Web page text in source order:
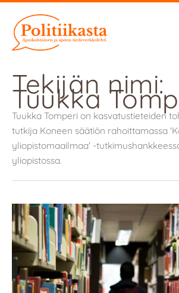
sisältöön
Tekijän nimi:
Tuukka
Tuukka Tomperi on kasvatustieteiden
tutkija Koneen säätiön rahoittamassa
yliopistomaailmaa' -
yliopistossa.